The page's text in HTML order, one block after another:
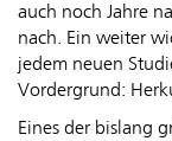
auch noch Jahre
nach. Ein weiter
jedem neuen
Vordergrund:
Eines der bislang